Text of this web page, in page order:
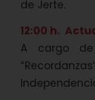
de Jerte.
12:00 h.
A cargo